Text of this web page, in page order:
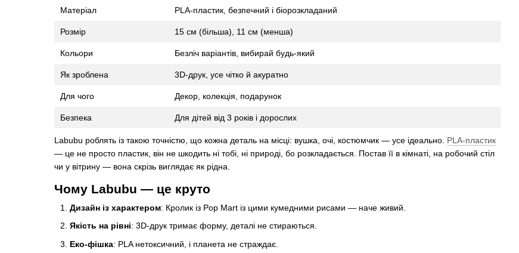
Матеріал PLA-пластик, безпечний і біорозкладаний
Розмір 15 см (більша), 11 см (менша)
Кольори Безліч варіантів, вибирай будь-який
Як зроблена 3D-друк, усе чітко й акуратно
Для чого Декор, колекція, подарунок
Безпека Для дітей від 3 років і дорослих
Labubu роблять із такою точністю, що кожна деталь на місці: вушка, очі, костюмчик — усе ідеально. PLA-пластик
— це не просто пластик, він не шкодить ні тобі, ні природі, бо розкладається. Постав її в кімнаті, на робочий стіл
чи у вітрину — вона скрізь виглядає як рідна.
Чому Labubu — це круто
Дизайн із характером: Кролик із Pop Mart із цими кумедними рисами — наче живий.
Якість на рівні: 3D-друк тримає форму, деталі не стираються.
Еко-фішка: PLA нетоксичний, і планета не страждає.